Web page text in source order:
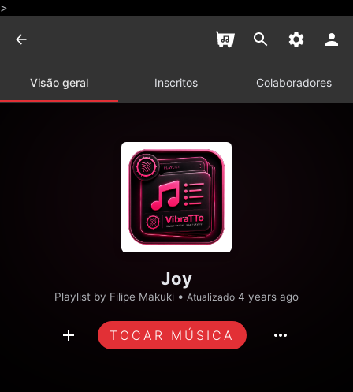
>
Visão geral Inscritos Colaboradores
Joy
Playlist by Filipe Makuki • Atualizado 4 years ago
TOCAR MÚSICA